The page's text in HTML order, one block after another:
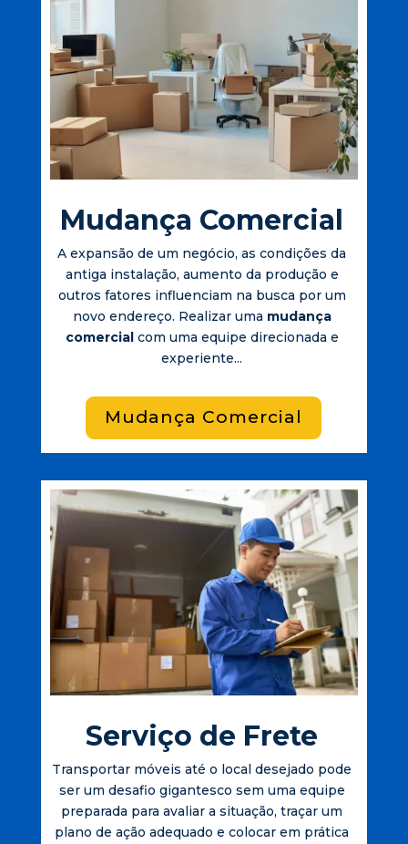
Mudança Comercial
A expansão de um negócio, as condições da
antiga instalação, aumento da produção e
outros fatores influenciam na busca por um
novo endereço. Realizar uma mudança
comercialcom uma equipe direcionada e
experiente...
Mudança Comercial
Serviço de Frete
Transportar móveis até o local desejado pode
ser um desafio gigantesco sem uma equipe
preparada para avaliar a situação, traçar um
plano de ação adequado e colocar em prática